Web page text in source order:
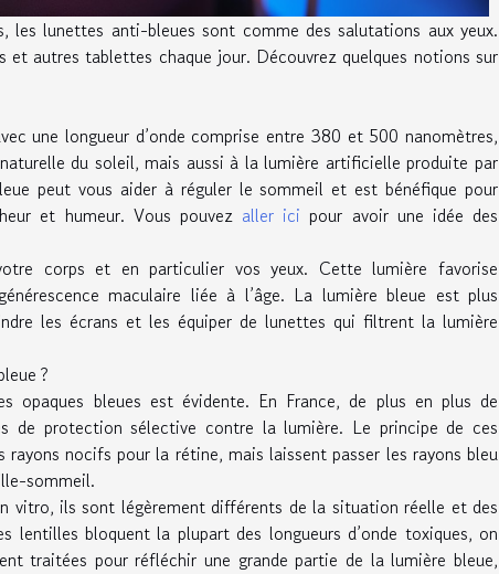
les lunettes anti-bleues sont comme des salutations aux yeux.
et autres tablettes chaque jour. Découvrez quelques notions sur
une longueur d’onde comprise entre 380 et 500 nanomètres,
du soleil, mais aussi à la lumière artificielle produite par
peut vous aider à réguler le sommeil et est bénéfique pour
et humeur. Vous pouvez aller ici pour avoir une idée des
corps et en particulier vos yeux. Cette lumière favorise
maculaire liée à l’âge. La lumière bleue est plus
les écrans et les équiper de lunettes qui filtrent la lumière
?
bleues est évidente. En France, de plus en plus de
de protection sélective contre la lumière. Le principe de ces
nocifs pour la rétine, mais laissent passer les rayons bleu
sommeil.
vitro, ils sont légèrement différents de la situation réelle et des
lentilles bloquent la plupart des longueurs d’onde toxiques, on
traitées pour réfléchir une grande partie de la lumière bleue,